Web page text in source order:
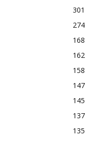
301
274
168
162
158
147
145
137
135